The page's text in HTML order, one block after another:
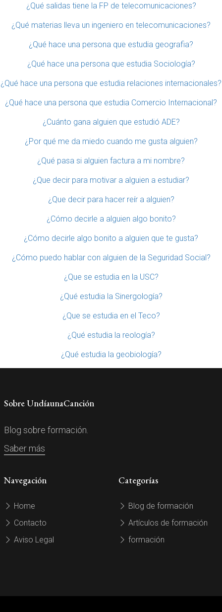
¿Qué salidas tiene la FP de telecomunicaciones?
¿Qué materias lleva un ingeniero en telecomunicaciones?
¿Qué hace una persona que estudia geografia?
¿Qué hace una persona que estudia Sociología?
¿Qué hace una persona que estudia relaciones internacionales?
¿Qué hace una persona que estudia Comercio Internacional?
¿Cuánto gana alguien que estudió ADE?
¿Por qué me da miedo cuando me gusta alguien?
¿Qué pasa si alguien factura a mi nombre?
¿Que decir para motivar a alguien a estudiar?
¿Que decir para hacer reír a alguien?
¿Cómo decirle a alguien algo bonito?
¿Cómo decirle algo bonito a alguien que te gusta?
¿Cómo puedo hablar con alguien de la Seguridad Social?
¿Que se estudia en la USC?
¿Qué estudia la Sinergología?
¿Que se estudia en el Teco?
¿Qué estudia la reología?
¿Qué estudia la geobiología?
Sobre UndíaunaCanción
Blog sobre formación.
Saber más
Navegación
Home
Contacto
Aviso Legal
Categorías
Blog de formación
Artículos de formación
formación